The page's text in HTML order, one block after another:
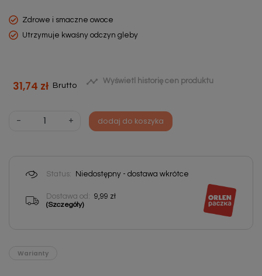
Zdrowe i smaczne owoce
Utrzymuje kwaśny odczyn gleby
31,74 zł Brutto  Wyświetl historię cen produktu
- + dodaj do koszyka
Status: Niedostępny - dostawa wkrótce
Dostawa od: 9,99 zł
(Szczegóły)
Warianty